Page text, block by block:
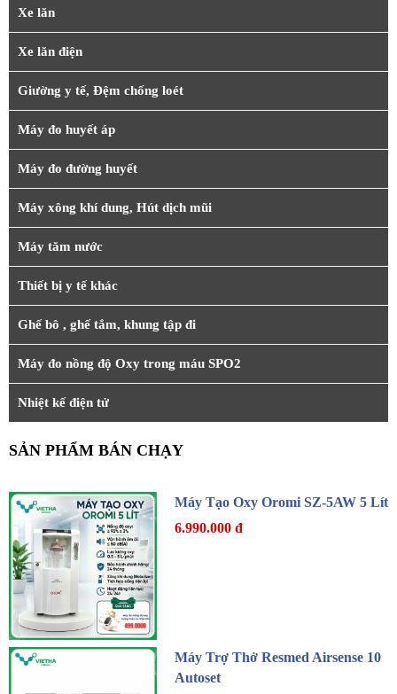
Xe lăn
Xe lăn điện
Giường y tế, Đệm chống loét
Máy đo huyết áp
Máy đo đường huyết
Máy xông khí dung, Hút dịch mũi
Máy tăm nước
Thiết bị y tế khác
Ghế bô , ghế tắm, khung tập đi
Máy đo nồng độ Oxy trong máu SPO2
Nhiệt kế điện tử
SẢN PHẨM BÁN CHẠY
Máy Tạo Oxy Oromi SZ-5AW 5 Lít
6.990.000 đ
Máy Trợ Thở Resmed Airsense 10
Autoset